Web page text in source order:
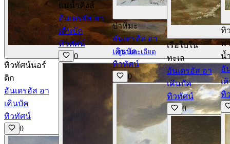
ดูรายละเอียด
ทิวทัศน์นอร์
ดิก
อันเดรอัส อา
เคินบัค
ทิวทัศน์
0
แม่น้ำคิงส์
อันเดรอัส อา
เคินบัค
ทิวทัศน์
0
ป่าหิมะ
อันเดรอัส อา
เคินบัค
ทิวทัศน์
0
เรือใบใน
ทะเล
อันเดรอัส อา
เคินบัค
ทิวทัศน์
0
ทิ
พ
น้
อั
เ
ทิ